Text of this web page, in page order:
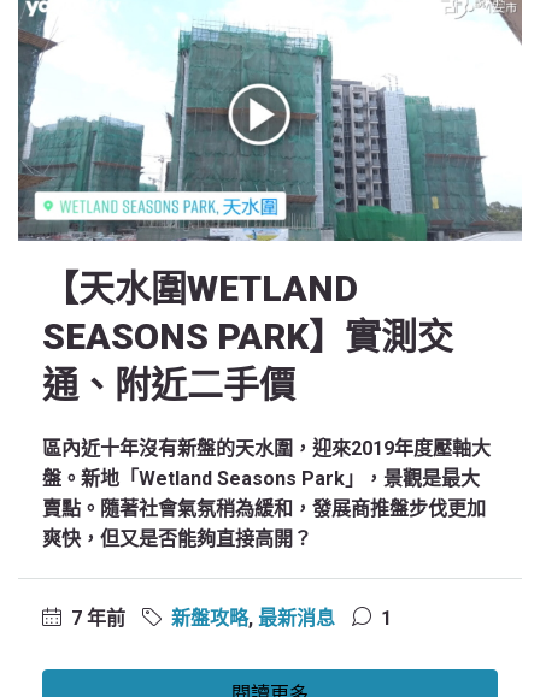
【天水圍WETLAND
SEASONS PARK】實測交
通、附近二手價
區內近十年沒有新盤的天水圍，迎來2019年度壓軸大
盤。新地「Wetland Seasons Park」，景觀是最大
賣點。隨著社會氣氛稍為緩和，發展商推盤步伐更加
爽快，但又是否能夠直接高開？
7 年前 新盤攻略, 最新消息 1